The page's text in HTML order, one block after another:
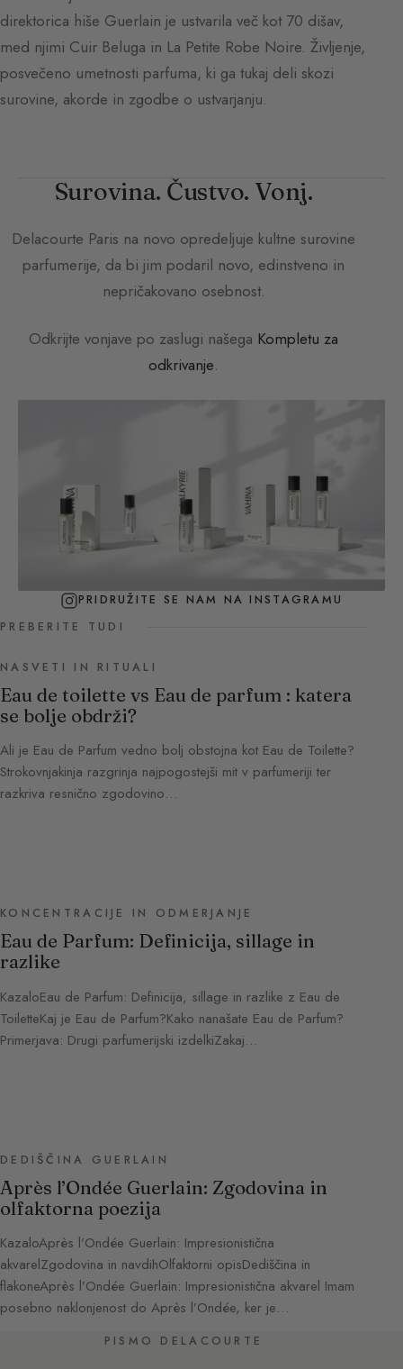
direktorica hiše Guerlain je ustvarila več kot 70 dišav,
med njimi Cuir Beluga in La Petite Robe Noire. Življenje,
posvečeno umetnosti parfuma, ki ga tukaj deli skozi
surovine, akorde in zgodbe o ustvarjanju.
Surovina. Čustvo. Vonj.
Delacourte Paris na novo opredeljuje kultne surovine
parfumerije, da bi jim podaril novo, edinstveno in
nepričakovano osebnost.
Odkrijte vonjave po zaslugi našega Kompletu za
odkrivanje.
PRIDRUŽITE SE NAM NA INSTAGRAMU
PREBERITE TUDI
NASVETI IN RITUALI
Eau de toilette vs Eau de parfum : katera
se bolje obdrži?
Ali je Eau de Parfum vedno bolj obstojna kot Eau de Toilette?
Strokovnjakinja razgrinja najpogostejši mit v parfumeriji ter
razkriva resnično zgodovino…
KONCENTRACIJE IN ODMERJANJE
Eau de Parfum: Definicija, sillage in
razlike
KazaloEau de Parfum: Definicija, sillage in razlike z Eau de
ToiletteKaj je Eau de Parfum?Kako nanašate Eau de Parfum?
Primerjava: Drugi parfumerijski izdelkiZakaj…
DEDIŠČINA GUERLAIN
Après l’Ondée Guerlain: Zgodovina in
olfaktorna poezija
KazaloAprès l’Ondée Guerlain: Impresionistična
akvarelZgodovina in navdihOlfaktorni opisDediščina in
flakoneAprès l’Ondée Guerlain: Impresionistična akvarel Imam
posebno naklonjenost do Après l’Ondée, ker je…
PISMO DELACOURTE